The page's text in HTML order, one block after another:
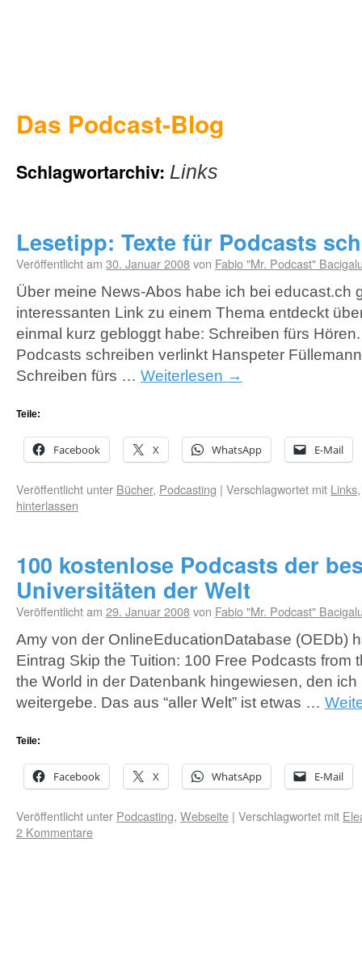
Das Podcast-Blog
Schlagwortarchiv: Links
Lesetipp: Texte für Podcasts
Veröffentlicht am 30. Januar 2008von Fabio "Mr. Podcast"
Über meine News-Abos habe ich bei educast.ch
interessanten Link zu einem Thema entdeckt
einmal kurz gebloggt habe: Schreiben fürs
Podcasts schreiben verlinkt Hanspeter
Schreiben fürs … Weiterlesen →
Teile:
Facebook X WhatsApp E-Mail
Veröffentlicht unter Bücher, Podcasting | Verschlagwortet mit Links
hinterlassen
100 kostenlose Podcasts der
Universitäten der Welt
Veröffentlicht am 29. Januar 2008von Fabio "Mr. Podcast"
Amy von der OnlineEducationDatabase (OEDb)
Eintrag Skip the Tuition: 100 Free Podcasts from
the World in der Datenbank hingewiesen, den
weitergebe. Das aus “aller Welt” ist etwas …
Teile:
Facebook X WhatsApp E-Mail
Veröffentlicht unter Podcasting, Webseite | Verschlagwortet mit
2 Kommentare